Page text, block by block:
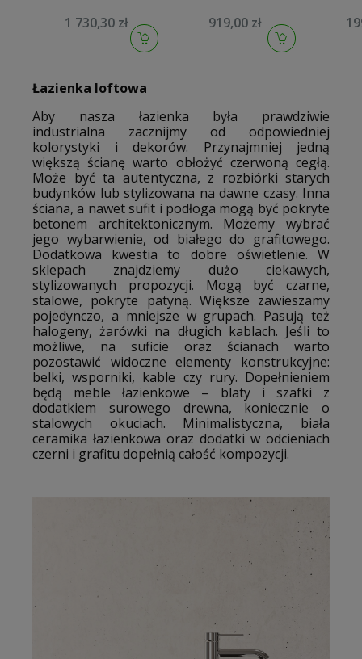
czarny matowy
RE051201047160
1 730,30 zł
LED i matą
grzewczą 500-014
919,00 zł
Łazienka loftowa
Aby nasza łazienka była prawdziwie
industrialna zacznijmy od odpowiedniej
kolorystyki i dekorów. Przynajmniej jedną
większą ścianę warto obłożyć czerwoną cegłą.
Może być ta autentyczna, z rozbiórki starych
budynków lub stylizowana na dawne czasy. Inna
ściana, a nawet sufit i podłoga mogą być pokryte
betonem architektonicznym. Możemy wybrać
jego wybarwienie, od białego do grafitowego.
Dodatkowa kwestia to dobre oświetlenie. W
sklepach znajdziemy dużo ciekawych,
stylizowanych propozycji. Mogą być czarne,
stalowe, pokryte patyną. Większe zawieszamy
pojedynczo, a mniejsze w grupach. Pasują też
halogeny, żarówki na długich kablach. Jeśli to
możliwe, na suficie oraz ścianach warto
pozostawić widoczne elementy konstrukcyjne:
belki, wsporniki, kable czy rury. Dopełnieniem
będą meble łazienkowe – blaty i szafki z
dodatkiem surowego drewna, koniecznie o
stalowych okuciach. Minimalistyczna, biała
ceramika łazienkowa oraz dodatki w odcieniach
czerni i grafitu dopełnią całość kompozycji.